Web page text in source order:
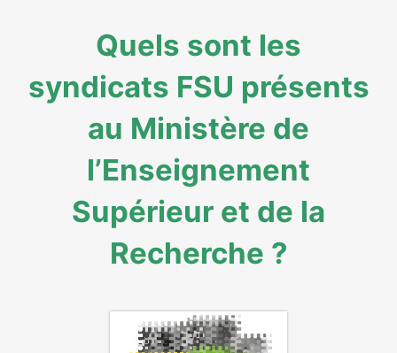
Quels sont les
syndicats FSU présents
au Ministère de
l’Enseignement
Supérieur et de la
Recherche ?